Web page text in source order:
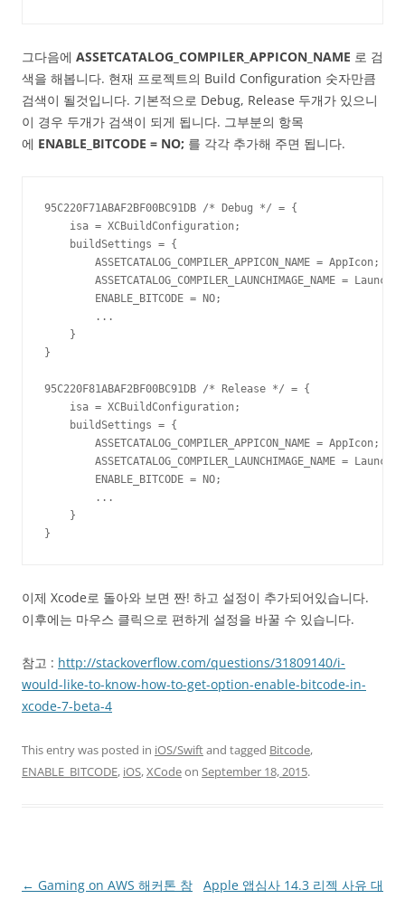
그다음에 ASSETCATALOG_COMPILER_APPICON_NAME 로 검
색을 해봅니다. 현재 프로젝트의 Build Configuration 숫자만큼
검색이 될것입니다. 기본적으로 Debug, Release 두개가 있으니
이 경우 두개가 검색이 되게 됩니다. 그부분의 항목
에 ENABLE_BITCODE = NO; 를 각각 추가해 주면 됩니다.
95C220F71ABAF2BF00BC91DB /* Debug */ = {
    isa = XCBuildConfiguration;
    buildSettings = {
        ASSETCATALOG_COMPILER_APPICON_NAME = AppIcon;
ASSETCATALOG_COMPILER_LAUNCHIMAGE_NAME =
        ENABLE_BITCODE = NO;
        ...
    }
}
95C220F81ABAF2BF00BC91DB /* Release */ = {
    isa = XCBuildConfiguration;
    buildSettings = {
        ASSETCATALOG_COMPILER_APPICON_NAME = AppIcon;
ASSETCATALOG_COMPILER_LAUNCHIMAGE_NAME =
        ENABLE_BITCODE = NO;
        ...
    }
}
이제 Xcode로 돌아와 보면 짠! 하고 설정이 추가되어있습니다.
이후에는 마우스 클릭으로 편하게 설정을 바꿀 수 있습니다.
참고 : http://stackoverflow.com/questions/31809140/i-
would-like-to-know-how-to-get-option-enable-bitcode-in-
xcode-7-beta-4
This entry was posted in iOS/Swiftand tagged Bitcode,
ENABLE_BITCODE, iOS,XCodeon September 18, 2015.
Post
← Gaming on AWS 해커톤 참 Apple 앱심사 14.3 리젝 사유 대